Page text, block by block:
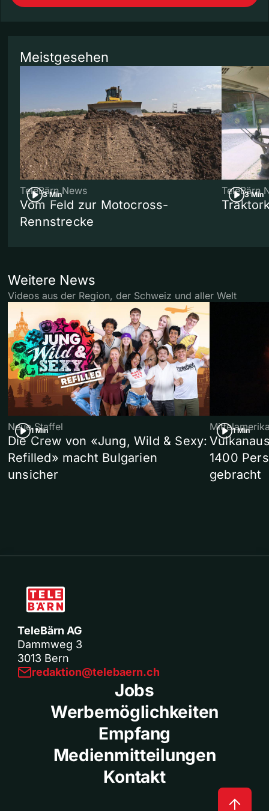
Meistgesehen
3 Min
TeleBärn News
Vom Feld zur Motocross-
Rennstrecke
3 Min
TeleBärn
Weitere News
Videos aus der Region, der Schweiz und aller Welt
1 Min
Neue Staffel
Die Crew von «Jung, Wild & Sexy:
Refilled» macht Bulgarien
unsicher
1 Min
1400
gebracht
TeleBärn AG
Dammweg 3
3013 Bern
redaktion@telebaern.ch
Jobs
Werbemöglichkeiten
Empfang
Medienmitteilungen
Kontakt